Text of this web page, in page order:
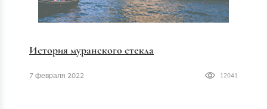
История муранского стекла
7 февраля 2022 12041